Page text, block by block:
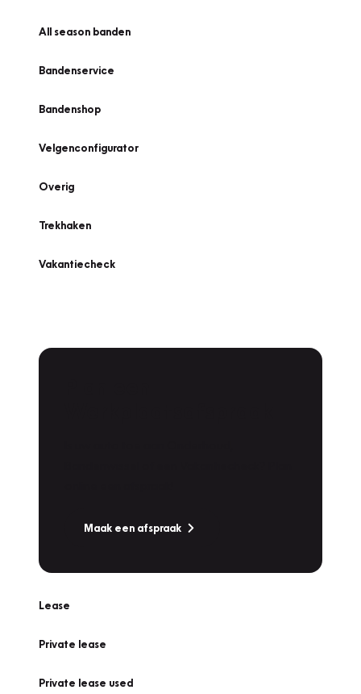
All season banden
Bandenservice
Bandenshop
Velgenconfigurator
Overig
Trekhaken
Vakantiecheck
Maak een afspraak
Lease
Private lease
Private lease used